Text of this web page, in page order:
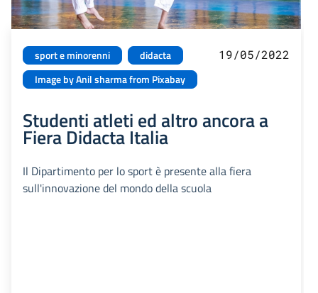
sport e minorenni
didacta
Image by Anil sharma from Pixabay
19/05/2022
Studenti atleti ed altro ancora a
Fiera Didacta Italia
Il Dipartimento per lo sport è presente alla fiera
sull'innovazione del mondo della scuola